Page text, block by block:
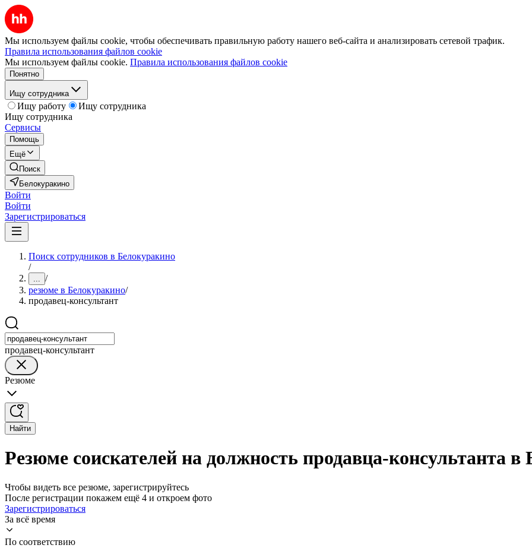
Мы используем файлы cookie, чтобы обеспечивать правильную работу нашего веб-сайта и анализировать сетевой трафик.
Правила использования файлов cookie
Мы используем файлы cookie. Правила использования файлов cookie
Понятно
Ищу сотрудника
Ищу работу
Ищу сотрудника
Ищу сотрудника
Сервисы
Помощь
Ещё
Поиск
Белокуракино
Войти
Войти
Зарегистрироваться
Поиск сотрудников в Белокуракино
/
... /
резюме в Белокуракино/
продавец-консультант
продавец-консультант
Резюме
Найти
Резюме соискателей на должность продавца-консультанта в
Чтобы видеть все резюме, зарегистрируйтесь
После регистрации покажем ещё 4 и откроем фото
Зарегистрироваться
За всё время
По соответствию